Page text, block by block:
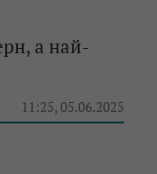
а най-
11:25, 05.06.2025